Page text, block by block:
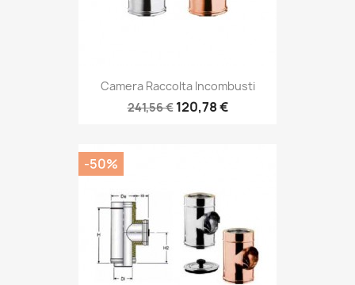
Camera Raccolta Incombusti
241,56 € 120,78 €
-50%